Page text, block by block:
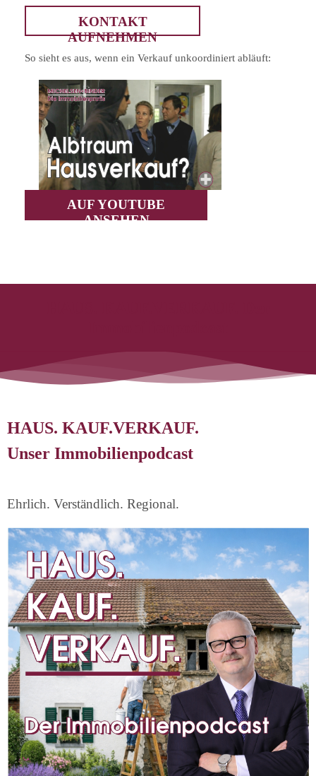
KONTAKT
AUFNEHMEN
So sieht es aus, wenn ein Verkauf unkoordiniert abläuft:
AUF YOUTUBE
ANSEHEN
HAUS. KAUF.VERKAUF.
Unser Immobilienpodcast
Ehrlich. Verständlich. Regional.